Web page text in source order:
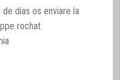
de dias os enviare la
rochat